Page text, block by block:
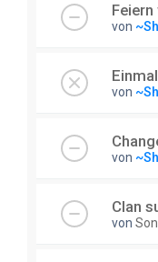
von
von
von
Clan
von